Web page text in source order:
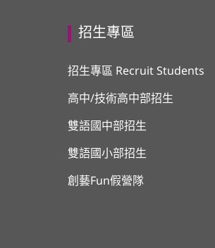
招生專區
招生專區 Recruit Students
高中/技術高中部招生
雙語國中部招生
雙語國小部招生
創藝Fun假營隊